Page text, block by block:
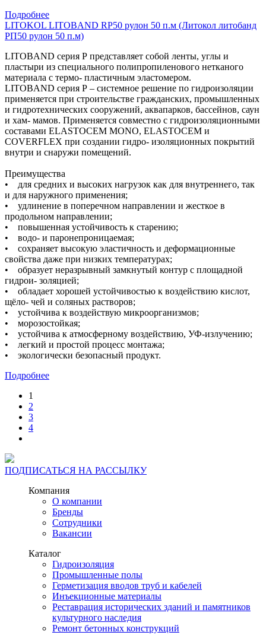
Подробнее
LITOKOL LITOBAND RP50 рулон 50 п.м (Литокол литобанд
РП50 рулон 50 п.м)
LITOBAND серия Р представляет собой ленты, углы и
пластыри из специального полипропиленового нетканого
материала с термо- пластичным эластомером.
LITOBAND серия Р – системное решение по гидроизоляции
применяется при строительстве гражданских, промышленных
и гидротехнических сооружений, аквапарков, бассейнов, саун
и хам- мамов. Применяется совместно с гидроизоляционными
составами ELASTOCEM MONO, ELASTOCEM и
COVERFLEX при создании гидро- изоляционных покрытий
внутри и снаружи помещений.
Преимущества
• для средних и высоких нагрузок как для внутреннего, так
и для наружного применения;
• удлинение в поперечном направлении и жесткое в
продольном направлении;
• повышенная устойчивость к старению;
• водо- и паронепроницаемая;
• сохраняет высокую эластичность и деформационные
свойства даже при низких температурах;
• образует неразрывный замкнутый контур с площадной
гидрои- золяцией;
• обладает хорошей устойчивостью к воздействию кислот,
щёло- чей и соляных растворов;
• устойчива к воздействую микроорганизмов;
• морозостойкая;
• устойчива к атмосферному воздействию, УФ-излучению;
• легкий и простой процесс монтажа;
• экологически безопасный продукт.
Подробнее
1
2
3
4
ПОДПИСАТЬСЯ НА РАССЫЛКУ
Компания
О компании
Бренды
Сотрудники
Вакансии
Каталог
Гидроизоляция
Промышленные полы
Герметизация вводов труб и кабелей
Инъекционные материалы
Реставрация исторических зданий и памятников
культурного наследия
Ремонт бетонных конструкций